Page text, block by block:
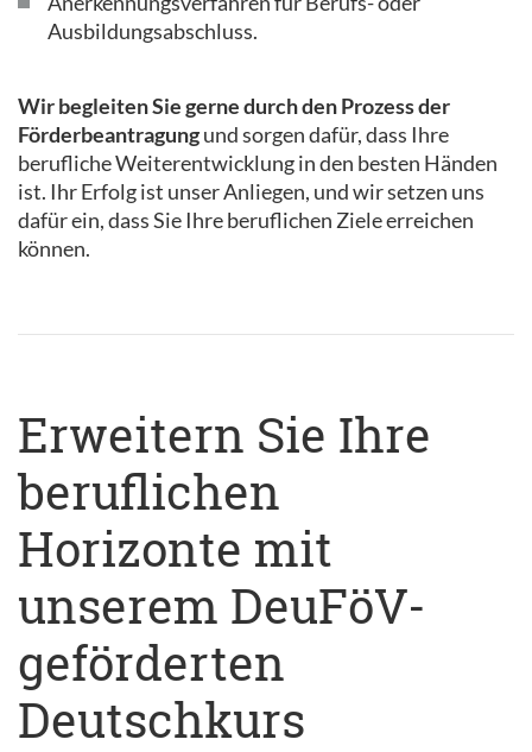
Ausbildungsabschluss.
Wir begleiten Sie gerne durch den Prozess der
Förderbeantragungund sorgen dafür, dass Ihre
berufliche Weiterentwicklung in den besten Händen
ist. Ihr Erfolg ist unser Anliegen, und wir setzen uns
dafür ein, dass Sie Ihre beruflichen Ziele erreichen
können.
Erweitern Sie Ihre
beruflichen
Horizonte mit
unserem DeuFöV-
geförderten
Deutschkurs